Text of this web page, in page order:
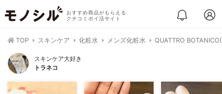
おすすめ商品がもらえる
クチコミポイ活サイト
TOP スキンケア 化粧水 メンズ化粧水 QUATTRO
スキンケア大好き
トラネコ